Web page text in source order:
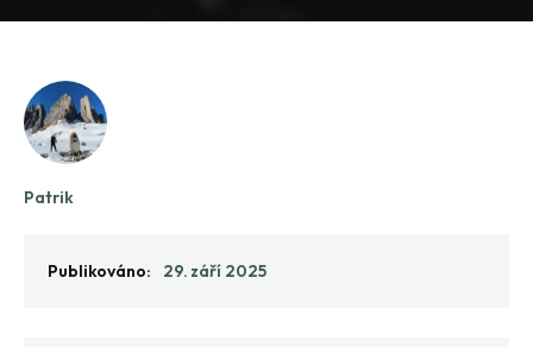
Patrik
Publikováno: 29. září 2025